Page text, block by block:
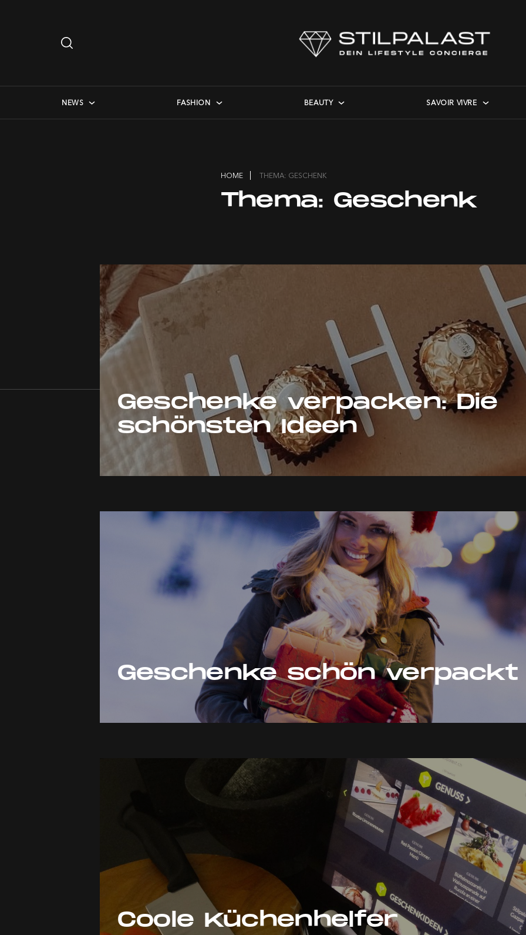
…
NEWS FASHION BEAUTY SAVOIR VIVRE
HOME THEMA: GESCHENK
Thema: Geschenk
Geschenke verpacken: Die
schönsten Ideen
Geschenke schön verpackt
Coole Küchenhelfer